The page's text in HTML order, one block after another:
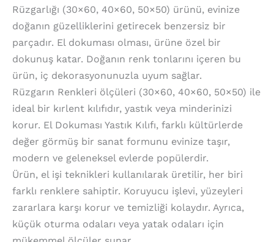
Rüzgarlığı (30×60, 40×60, 50×50) ürünü, evinize
doğanın güzelliklerini getirecek benzersiz bir
parçadır. El dokuması olması, ürüne özel bir
dokunuş katar. Doğanın renk tonlarını içeren bu
ürün, iç dekorasyonunuzla uyum sağlar.
Rüzgarın Renkleri ölçüleri (30×60, 40×60, 50×50) ile
ideal bir kırlent kılıfıdır, yastık veya minderinizi
korur. El Dokuması Yastık Kılıfı, farklı kültürlerde
değer görmüş bir sanat formunu evinize taşır,
modern ve geleneksel evlerde popülerdir.
Ürün, el işi teknikleri kullanılarak üretilir, her biri
farklı renklere sahiptir. Koruyucu işlevi, yüzeyleri
zararlara karşı korur ve temizliği kolaydır. Ayrıca,
küçük oturma odaları veya yatak odaları için